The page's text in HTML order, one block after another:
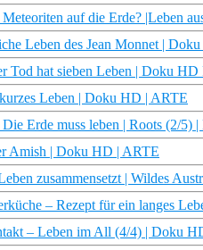
Meteoriten auf die Erde? |Leben
Leben des Jean Monnet |
Tod hat sieben Leben | Doku HD
Leben | Doku HD | ARTE
Erde muss leben | Roots (2/5)
Amish | Doku HD | ARTE
zusammensetzt | Wildes
– Rezept für ein langes
– Leben im All (4/4) | Doku